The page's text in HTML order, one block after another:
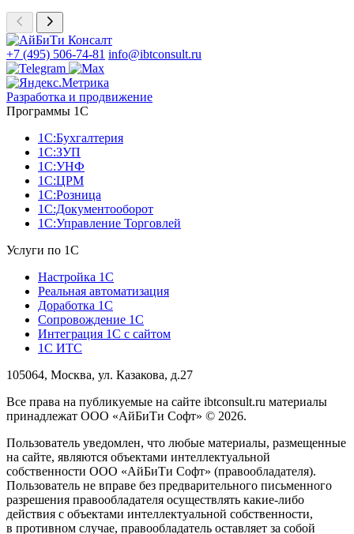
+7 (495) 506-74-81 info@ibtconsult.ru
Разработка и продвижение
Программы 1С
1С:Бухгалтерия
1С:ЗУП
1С:УНФ
1С:ЦРМ
1С:Розница
1С:Документооборот
1С:Управление Торговлей
Услуги по 1С
Настройка 1С
Реальная автоматизация
Доработка 1С
Сопровождение 1С
Интеграция 1С с сайтом
1С ИТС
105064, Москва, ул. Казакова, д.27
Все права на публикуемые на сайте ibtconsult.ru материалы
принадлежат ООО «АйБиТи Софт» © 2026.
Пользователь уведомлен, что любые материалы, размещенные
на сайте, являются объектами интеллектуальной
собственности ООО «АйБиТи Софт» (правообладателя).
Пользователь не вправе без предварительного письменного
разрешения правообладателя осуществлять какие-либо
действия с объектами интеллектуальной собственности,
в противном случае, правообладатель оставляет за собой